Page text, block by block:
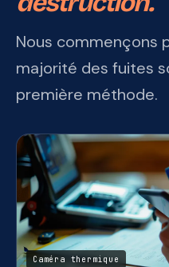
Nous commençons
majorité des fuites
première méthode.
Caméra thermique